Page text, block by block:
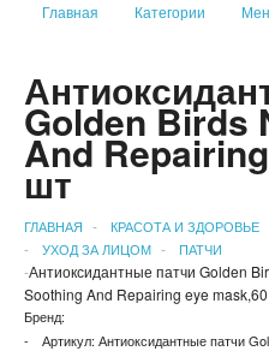
Главная Категории
Golden Birds
And
шт
ГЛАВНАЯ
КРАСОТА И ЗДОРОВЬЕ
УХОД ЗА ЛИЦОМ
ПАТЧИ
Антиоксидантные патчи Golden
Soothing And Repairing eye
Бренд:
Артикул: Антиоксидантные патчи